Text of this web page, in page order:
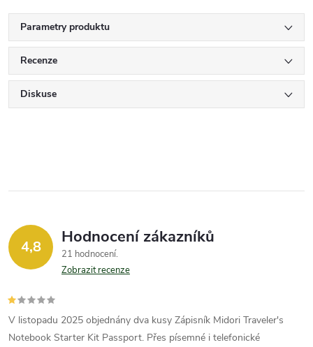
Parametry produktu
Recenze
Diskuse
4,8 Hodnocení zákazníků
21 hodnocení
Zobrazit recenze
V listopadu 2025 objednány dva kusy Zápisník Midori Traveler's
Notebook Starter Kit Passport. Přes písemné i telefonické